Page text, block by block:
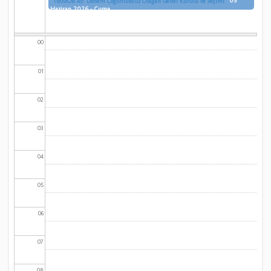
Haziran 2026 - Cuma
00
01
02
03
04
05
06
07